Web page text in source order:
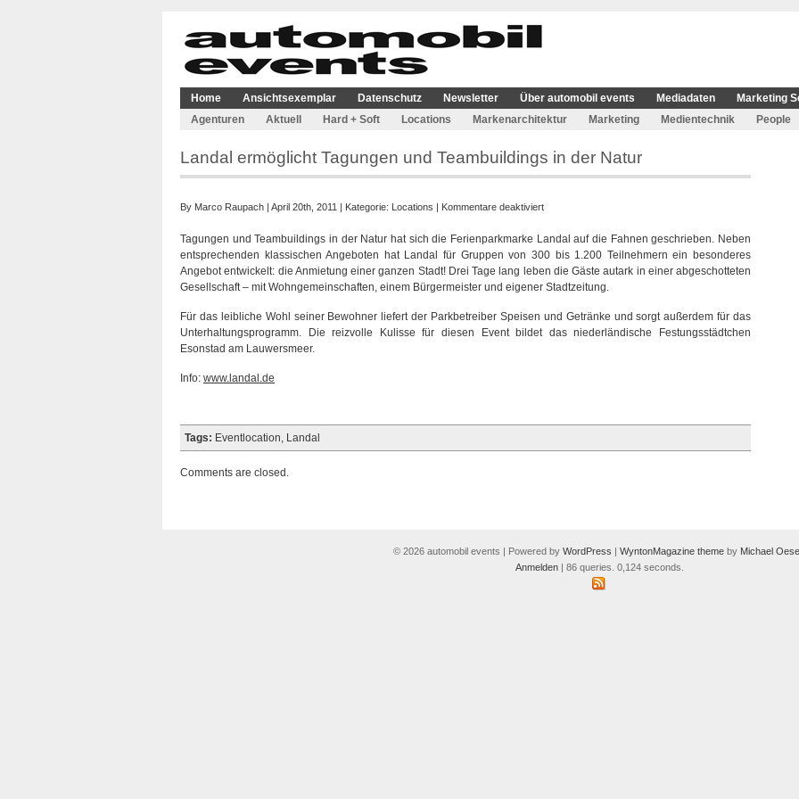
Home Ansichtsexemplar Datenschutz Newsletter Über automobil events Mediadaten
Marketing
Agenturen
Aktuell Hard + Soft Locations Markenarchitektur Marketing Medientechnik People
Landal ermöglicht Tagungen und Teambuildings in der Natur
By Marco Raupach | April 20th, 2011 | Kategorie: Locations | Kommentare deaktiviertfür
ermöglicht
Tagungen
und
Teambuildings
der
Natur
Tagungen und Teambuildings in der Natur hat sich die Ferienparkmarke Landal auf die Fahnen geschrieben. Neben
entsprechenden klassischen Angeboten hat Landal für Gruppen von 300 bis 1.200 Teilnehmern ein besonderes
Angebot entwickelt: die Anmietung einer ganzen Stadt! Drei Tage lang leben die Gäste autark in einer abgeschotteten
Gesellschaft – mit Wohngemeinschaften, einem Bürgermeister und eigener Stadtzeitung.
Für das leibliche Wohl seiner Bewohner liefert der Parkbetreiber Speisen und Getränke und sorgt außerdem für das
Unterhaltungsprogramm. Die reizvolle Kulisse für diesen Event bildet das niederländische Festungsstädtchen
Esonstad am Lauwersmeer.
Info: www.landal.de
Tags: Eventlocation, Landal
Comments are closed.
© 2026 automobil events | Powered by WordPress | WyntonMagazine theme by Michael
Anmelden| 86 queries. 0,124 seconds.